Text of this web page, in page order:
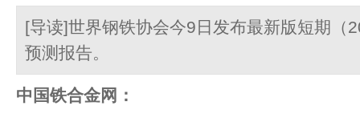
[导读]世界钢铁协会今9日发布最新版短期（
预测报告。
中国铁合金网：